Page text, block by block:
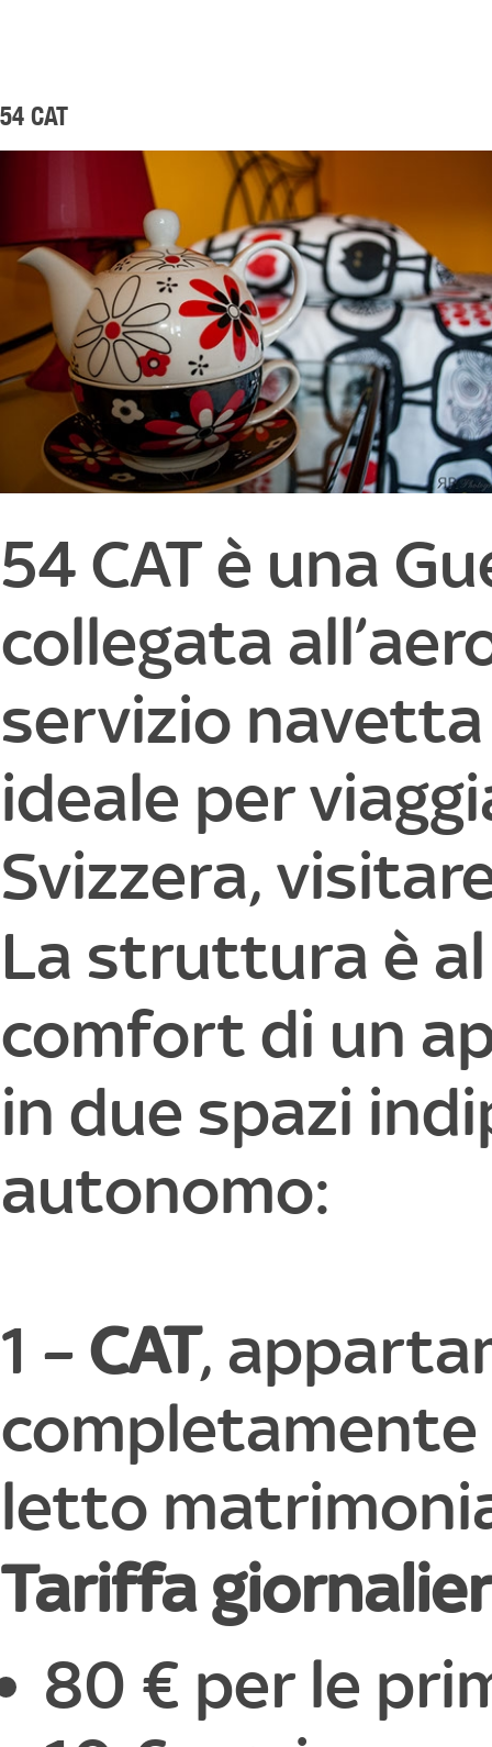
54 CAT
54 CAT è una
collegata
servizio
ideale per
Svizzera,
La struttura è
comfort di un
in due spazi
autonomo:
1 – CAT,
letto
Tariffa
80 € per le